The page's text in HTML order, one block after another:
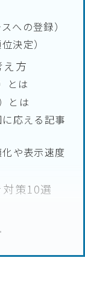
への登録）
決定）
方
とは
とは
応える記事
や表示速度
策10選